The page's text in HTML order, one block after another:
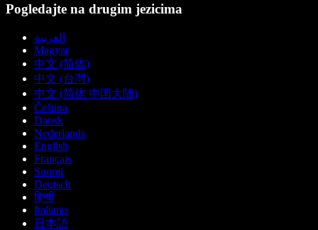
Pogledajte na drugim jezicima
العربية
Magyar
中文 (简体)
中文 (台灣)
中文 (简体 中国大陆)
Čeština
Dansk
Nederlands
English
Français
Suomi
Deutsch
हिन्दी
Italiano
日本語